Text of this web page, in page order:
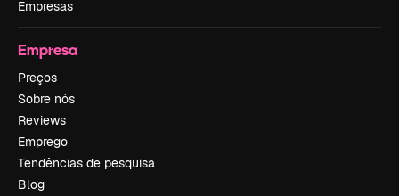
Empresas
Empresa
Preços
Sobre nós
Reviews
Emprego
Tendências de pesquisa
Blog